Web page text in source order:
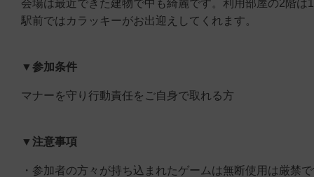
会場は最近できた建物で中も綺麗です。利用部屋の2階
駅前ではカラッキーがお出迎えしてくれます。
▼参加条件
マナーを守り行動責任をご自身で取れる方
▼注意事項
・参加者の方々が持ち込まれたゲームは無断使用は厳禁